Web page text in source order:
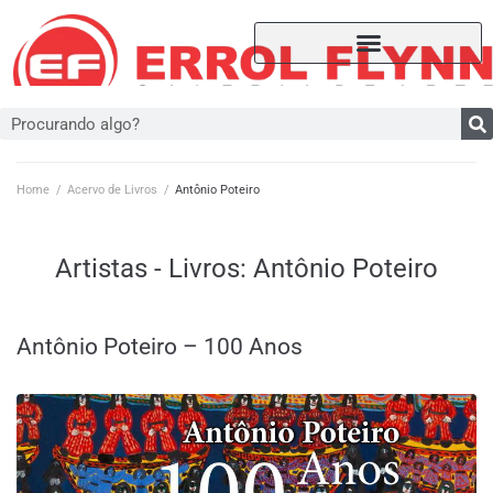
Home / Acervo de Livros / Antônio Poteiro
Artistas - Livros: Antônio Poteiro
Antônio Poteiro – 100 Anos